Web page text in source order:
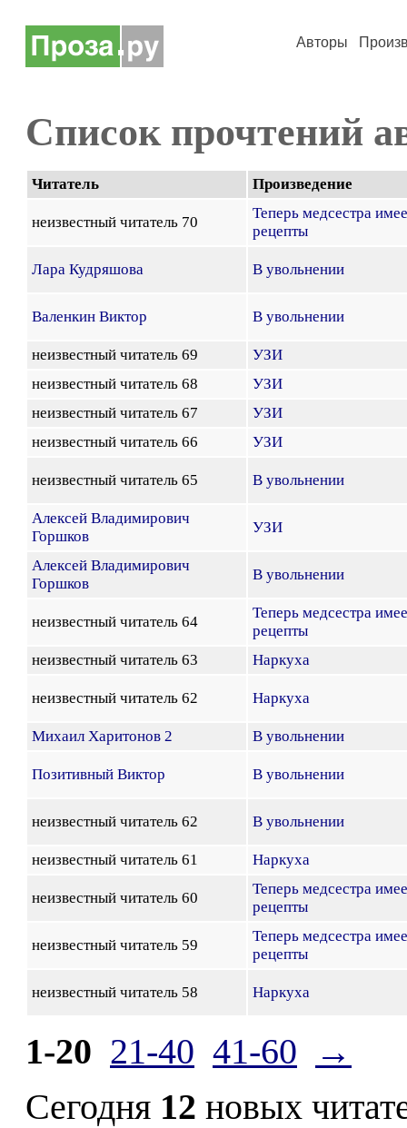
Авторы
Список прочтений
Читатель Произведение
неизвестный читатель 70
Теперь медсестра
рецепты
Лара Кудряшова В увольнении
Валенкин Виктор В увольнении
неизвестный читатель 69
УЗИ
неизвестный читатель 68
УЗИ
неизвестный читатель 67
УЗИ
неизвестный читатель 66
УЗИ
неизвестный читатель 65 В увольнении
Алексей Владимирович
Горшков
УЗИ
Алексей Владимирович
Горшков
В увольнении
неизвестный читатель 64
Теперь медсестра
рецепты
неизвестный читатель 63
Наркуха
неизвестный читатель 62 Наркуха
Михаил Харитонов 2 В увольнении
Позитивный Виктор В увольнении
неизвестный читатель 62 В увольнении
неизвестный читатель 61 Наркуха
неизвестный читатель 60
Теперь медсестра
рецепты
неизвестный читатель 59
Теперь медсестра
рецепты
неизвестный читатель 58 Наркуха
1-20 21-40 41-60
→
Сегодня 12 новых